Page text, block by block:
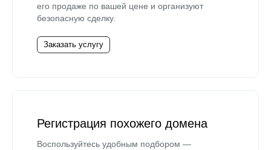
его продаже по вашей цене и организуют
безопасную сделку.
Заказать услугу
Регистрация похожего домена
Воспользуйтесь удобным подбором —